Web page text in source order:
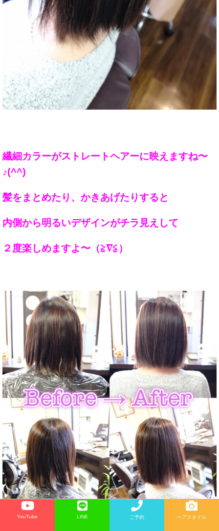
繊細カラーがストレートヘアーに映えますね〜
♪(^^)
髪をまとめたり、かきあげたりすると
内側から明るいデザインがチラ見えして
２度楽しめますよ〜（≧∇≦）
YouTube LINE ご予約 ヘアスタイル